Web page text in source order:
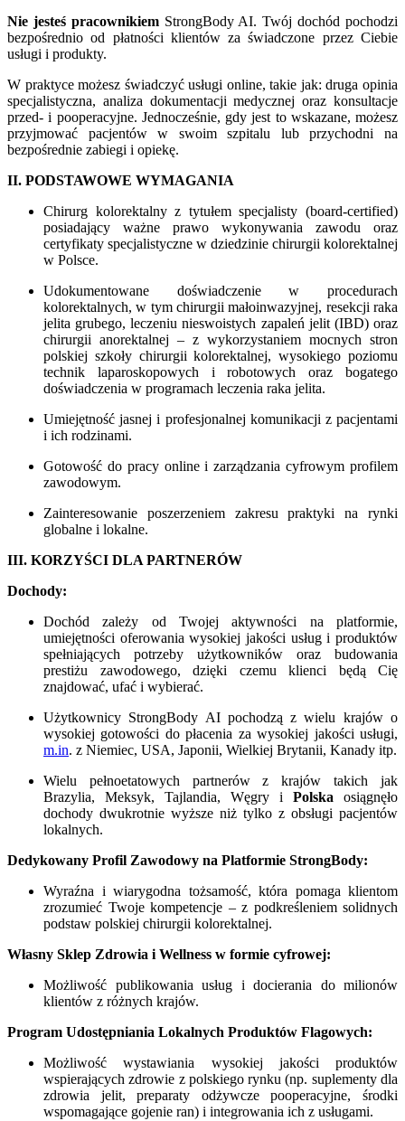
Nie jesteś pracownikiemStrongBody AI. Twój dochód pochodzi
bezpośrednio od płatności klientów za świadczone przez Ciebie
usługi i produkty.
W praktyce możesz świadczyć usługi online, takie jak: druga opinia
specjalistyczna, analiza dokumentacji medycznej oraz konsultacje
przed- i pooperacyjne. Jednocześnie, gdy jest to wskazane, możesz
przyjmować pacjentów w swoim szpitalu lub przychodni na
bezpośrednie zabiegi i opiekę.
II. PODSTAWOWE WYMAGANIA
Chirurg kolorektalny z tytułem specjalisty (board-certified)
posiadający ważne prawo wykonywania zawodu oraz
certyfikaty specjalistyczne w dziedzinie chirurgii kolorektalnej
w Polsce.
Udokumentowane doświadczenie w procedurach
kolorektalnych, w tym chirurgii małoinwazyjnej, resekcji raka
jelita grubego, leczeniu nieswoistych zapaleń jelit (IBD) oraz
chirurgii anorektalnej – z wykorzystaniem mocnych stron
polskiej szkoły chirurgii kolorektalnej, wysokiego poziomu
technik laparoskopowych i robotowych oraz bogatego
doświadczenia w programach leczenia raka jelita.
Umiejętność jasnej i profesjonalnej komunikacji z pacjentami
i ich rodzinami.
Gotowość do pracy online i zarządzania cyfrowym profilem
zawodowym.
Zainteresowanie poszerzeniem zakresu praktyki na rynki
globalne i lokalne.
III. KORZYŚCI DLA PARTNERÓW
Dochody:
Dochód zależy od Twojej aktywności na platformie,
umiejętności oferowania wysokiej jakości usług i produktów
spełniających potrzeby użytkowników oraz budowania
prestiżu zawodowego, dzięki czemu klienci będą Cię
znajdować, ufać i wybierać.
Użytkownicy StrongBody AI pochodzą z wielu krajów o
wysokiej gotowości do płacenia za wysokiej jakości usługi,
m.in. z Niemiec, USA, Japonii, Wielkiej Brytanii, Kanady itp.
Wielu pełnoetatowych partnerów z krajów takich jak
Brazylia, Meksyk, Tajlandia, Węgry i Polska osiągnęło
dochody dwukrotnie wyższe niż tylko z obsługi pacjentów
lokalnych.
Dedykowany Profil Zawodowy na Platformie StrongBody:
Wyraźna i wiarygodna tożsamość, która pomaga klientom
zrozumieć Twoje kompetencje – z podkreśleniem solidnych
podstaw polskiej chirurgii kolorektalnej.
Własny Sklep Zdrowia i Wellness w formie cyfrowej:
Możliwość publikowania usług i docierania do milionów
klientów z różnych krajów.
Program Udostępniania Lokalnych Produktów Flagowych:
Możliwość wystawiania wysokiej jakości produktów
wspierających zdrowie z polskiego rynku (np. suplementy dla
zdrowia jelit, preparaty odżywcze pooperacyjne, środki
wspomagające gojenie ran) i integrowania ich z usługami.